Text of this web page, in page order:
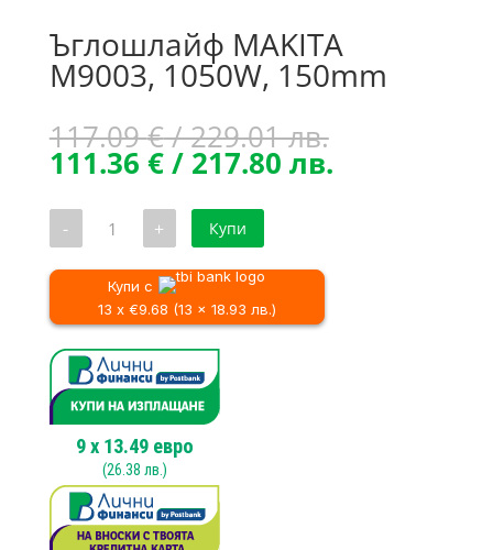
Ъглошлайф MAKITA
M9003, 1050W, 150mm
117.09€/ 229.01 лв.Original
price
111.36 €/ 217.80 лв.Текущата
- количество
Ъглошлайф
MAKITA
M9003,
1050W,
150mm
+ Купи
Купи с
13 x €9.68 (13 x 18.93 лв.)
9x 13.49евро
(26.38 лв.)